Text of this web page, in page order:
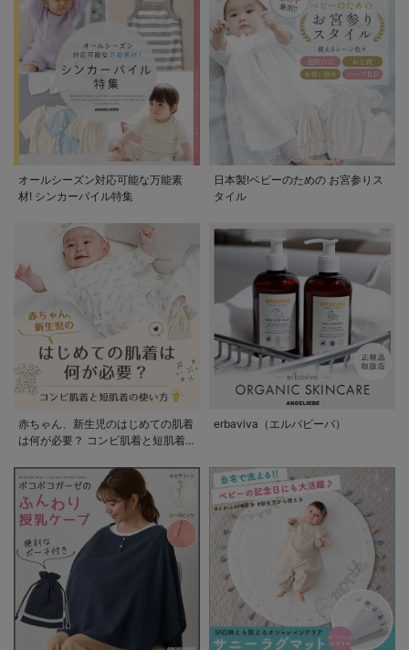
オールシーズン対応可能な万能素
材! シンカーパイル特集
日本製!ベビーのための お宮参りス
タイル
赤ちゃん、新生児のはじめての肌着
は何が必要？ コンビ肌着と短肌着
erbaviva（エルバビーバ）